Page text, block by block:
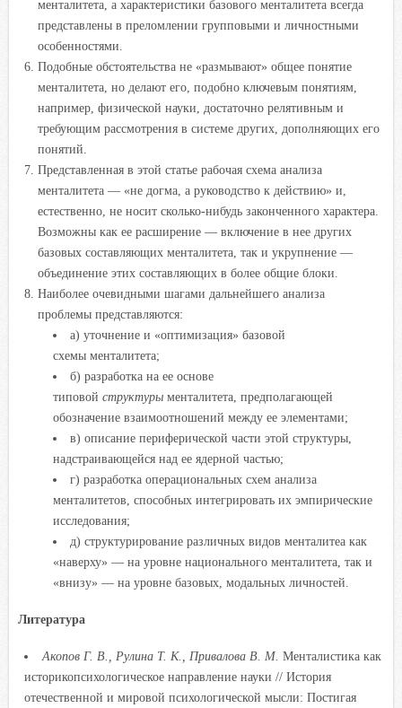
менталитета, а характеристики базового менталитета всегда
представлены в преломлении групповыми и личностными
особенностями.
Подобные обстоятельства не «размывают» общее понятие
менталитета, но делают его, подобно ключевым понятиям,
например, физической науки, достаточно релятивным и
требующим рассмотрения в системе других, дополняющих его
понятий.
Представленная в этой статье рабочая схема анализа
менталитета — «не догма, а руководство к действию» и,
естественно, не носит сколько-нибудь законченного характера.
Возможны как ее расширение — включение в нее других
базовых составляющих менталитета, так и укрупнение —
объединение этих составляющих в более общие блоки.
Наиболее очевидными шагами дальнейшего анализа
проблемы представляются:
а) уточнение и «оптимизация» базовой
схемы менталитета;
б) разработка на ее основе
типовой структуры менталитета, предполагающей
обозначение взаимоотношений между ее элементами;
в) описание периферической части этой структуры,
надстраивающейся над ее ядерной частью;
г) разработка операциональных схем анализа
менталитетов, способных интегрировать их эмпирические
исследования;
д) структурирование различных видов менталитеа как
«наверху» — на уровне национального менталитета, так и
«внизу» — на уровне базовых, модальных личностей.
Литература
Акопов Г. В., Рулина Т. К., Привалова В. М. Менталистика как
историкопсихологическое направление науки // История
отечественной и мировой психологической мысли: Постигая